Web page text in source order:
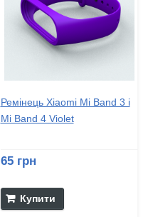
Ремінець Xiaomi Mi Band 3 і
Mi Band 4 Violet
65 грн
Купити